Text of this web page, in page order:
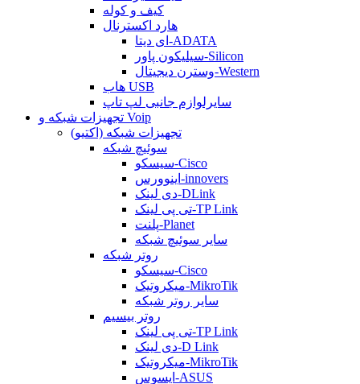
کیف و کوله
هارد اکسترنال
ای دیتا-ADATA
سیلیکون پاور-Silicon
وسترن دیجیتال-Western
هاب USB
سایرلوازم جانبی لپ تاپ
تجهیزات شبکه و Voip
تجهیزات شبکه (اکتیو)
سوئیچ شبکه
سیسکو-Cisco
اینوورس-innovers
دی لینک-DLink
تی پی لینک-TP Link
پلنت-Planet
سایر سوئیچ شبکه
روتر شبکه
سیسکو-Cisco
میکروتیک-MikroTik
سایر روتر شبکه
روتر بیسیم
تی پی لینک-TP Link
دی لینک-D Link
میکروتیک-MikroTik
ایسوس-ASUS